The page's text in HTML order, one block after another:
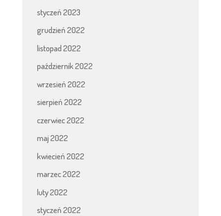
styczeń 2023
grudzień 2022
listopad 2022
październik 2022
wrzesień 2022
sierpień 2022
czerwiec 2022
maj 2022
kwiecień 2022
marzec 2022
luty 2022
styczeń 2022